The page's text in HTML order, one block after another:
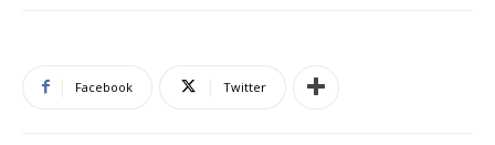
Facebook Twitter